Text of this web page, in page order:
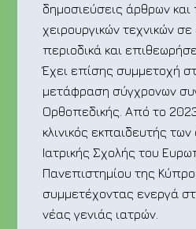
δημοσιεύσεις άρθρων
χειρουργικών τεχνικών
περιοδικά και
Έχει επίσης συμμετοχή
μετάφραση σύγχρονων
Ορθοπεδικής. Από το
κλινικός εκπαιδευτής
Ιατρικής Σχολής του
Πανεπιστημίου της
συμμετέχοντας ενεργά
νέας γενιάς ιατρών.